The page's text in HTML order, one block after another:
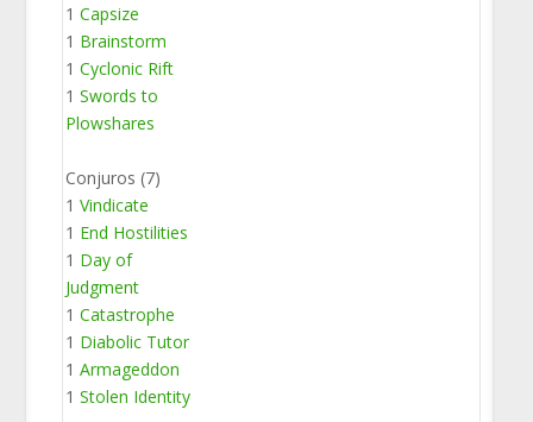
1 Capsize
1 Brainstorm
1 Cyclonic Rift
1 Swords to
Plowshares
Conjuros (7)
1 Vindicate
1 End Hostilities
1 Day of
Judgment
1 Catastrophe
1 Diabolic Tutor
1 Armageddon
1 Stolen Identity